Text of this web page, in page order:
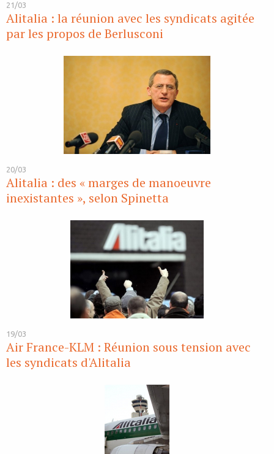
21/03
Alitalia : la réunion avec les syndicats agitée
par les propos de Berlusconi
20/03
Alitalia : des « marges de manoeuvre
inexistantes », selon Spinetta
19/03
Air France-KLM : Réunion sous tension avec
les syndicats d'Alitalia